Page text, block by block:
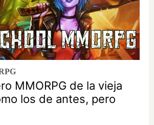
MMORPG de la vieja
los de antes, pero